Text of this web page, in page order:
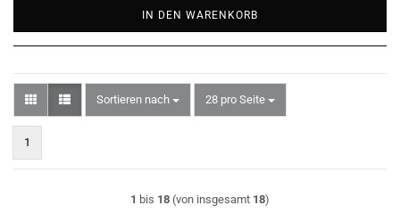
IN DEN WARENKORB
Sortieren nach
Sortieren nach 28 pro Seite
pro Seite
1
1 bis 18 (von insgesamt 18)